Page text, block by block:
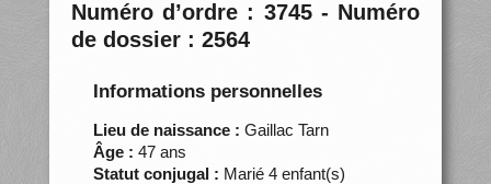
Numéro d’ordre : 3745 - Numéro
de dossier : 2564
Informations personnelles
Lieu de naissance : Gaillac Tarn
Âge : 47 ans
Statut conjugal : Marié 4 enfant(s)